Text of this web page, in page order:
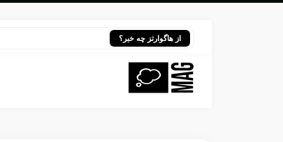
از هاگوارتز چه خبر؟